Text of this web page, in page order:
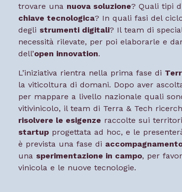
trovare una nuova soluzione? Quali tipi
chiave tecnologica? In quali fasi del
degli strumenti digitali? Il team di
necessità rilevate, per poi elaborarle e
dell’open innovation.
L’iniziativa rientra nella prima fase di
la viticoltura di domani. Dopo aver
per mappare a livello nazionale quali
vitivinicolo, il team di Terra & Tech
risolvere le esigenze raccolte sui
startupprogettata ad hoc, e le
è prevista una fase di
una sperimentazione in campo, per
vinicola e le nuove tecnologie.